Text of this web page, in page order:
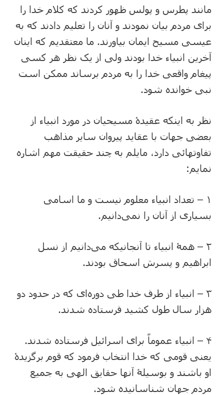
مانند پطرس و پولس ظهور کردند که کلام خدا را
برای مردم بیان نمودند و آنان را تعلیم دادند که به
عیسی مسیح ایمان بیاورند. ما معتقدیم که اینان
آخرین انبیاء خدا بودند ولی از یک ‌نظر هر کسی
پیغام واقعی خدا را به مردم برساند ممکن است
نبی خوانده شود.
نظر به ‌اینکه عقیدۀ مسیحیان در ‌مورد انبیاء از
بعضی جهات با عقاید پیروان سایر مذاهب
تفاوتهائی دارد، مایلم به چند حقیقت مهم اشاره
نمایم:
۱ – تعداد انبیاء معلوم نیست و ما اسامی
بسیاری از آنان را نمی‌دانیم.
۲ – همۀ انبیاء تا آنجانیکه می‌دانیم از نسل
ابراهیم و پسرش اسحاق بودند.
۳ – انبیاء از طرف خدا طی دوره‌ای که در حدود دو
هزار سال طول کشید فرستاده شدند.
۴ – انبیاء عموماً برای اسرائیل فرستاده شدند.
یعنی قومی که خدا انتخاب فرمود که قوم برگزیدۀ
او باشند و بوسیلۀ آنها حقایق الهی به جمیع
مردم جهان شناسانیده شود.